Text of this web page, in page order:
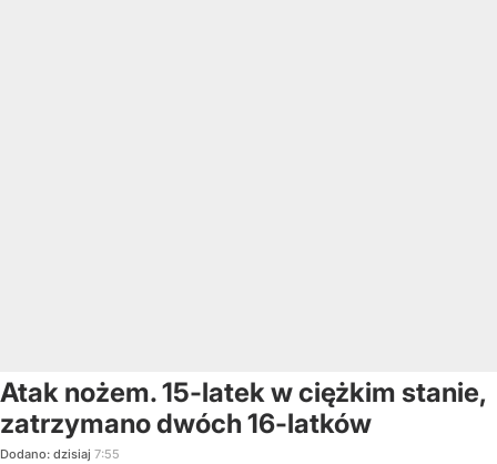
Atak nożem. 15-latek w ciężkim stanie,
zatrzymano dwóch 16-latków
Dodano: dzisiaj 7:55